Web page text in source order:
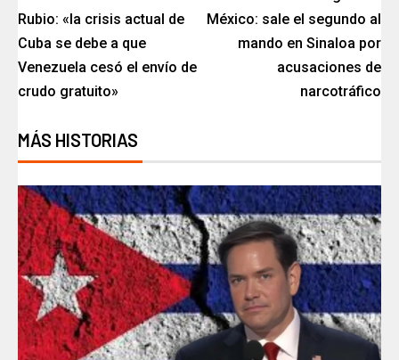
Rubio: «la crisis actual de
Cuba se debe a que
Venezuela cesó el envío de
crudo gratuito»
México: sale el segundo al
mando en Sinaloa por
acusaciones de
narcotráfico
MÁS HISTORIAS